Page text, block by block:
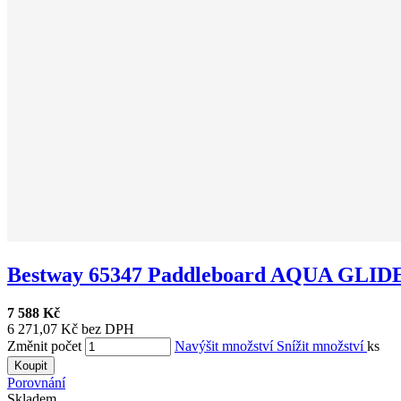
Bestway 65347 Paddleboard AQUA
7 588 Kč
6 271,07 Kč bez DPH
Změnit počet
Navýšit množství Snížit množstvíks
Koupit
Porovnání